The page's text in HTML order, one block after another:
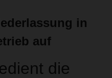
in
auf
die